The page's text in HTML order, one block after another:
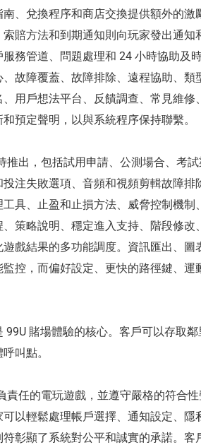
、兌換程序和商店交換提供額外的激
賠方法和到期通知則向玩家發出通
務管道、問題處理和 24 小時協助及
故障覆蓋、故障排除、遠程協助、
用戶想法平台、反饋調查、常見維
預定聲明，以與系統程序保持聯繫。
推出，包括試用申請、公測場合、考
注失敗選項、音頻和視頻剪輯故障
具、止盈和止損方法、威脅控制機
策略說明、穩定進入支持、階段修
戲結果的多功能調度。資訊匯出、
控，而偏好設定、更快的路徑鍵、
99U 賭場體驗的核心。客戶可以存取
叫點。
責任的電玩遊戲，並遵守嚴格的符合
以輕鬆處理帳戶選擇、通知設定、
彰顯了系統對公平和誠實的承諾。